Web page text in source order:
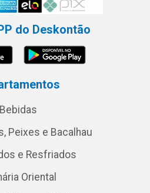
do Deskontão
Bebidas
Peixes e Bacalhau
e Resfriados
Oriental